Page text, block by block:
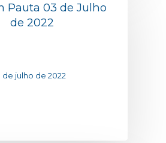
Pauta 03 de Julho
de 2022
de julho de 2022